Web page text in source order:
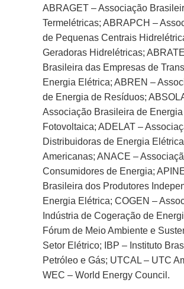
ABRAGET – Associação
Termelétricas; ABRAPCH –
de Pequenas Centrais
Geradoras Hidrelétricas;
Brasileira das Empresas de
Energia Elétrica; ABREN –
de Energia de Resíduos;
Associação Brasileira de
Fotovoltaica; ADELAT –
Distribuidoras de Energia
Americanas; ANACE –
Consumidores de Energia;
Brasileira dos Produtores
Energia Elétrica; COGEN –
Indústria de Cogeração de
Fórum de Meio Ambiente e
Setor Elétrico; IBP – Instituto
Petróleo e Gás; UTCAL – UTC
WEC – World Energy Council.